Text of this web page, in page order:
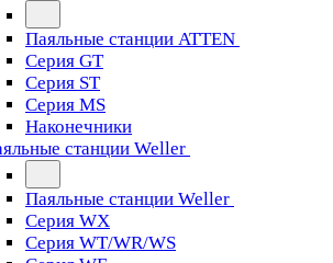
Паяльные станции ATTEN
Серия GT
Серия ST
Серия MS
Наконечники
станции Weller
Паяльные станции Weller
Серия WX
Серия WT/WR/WS